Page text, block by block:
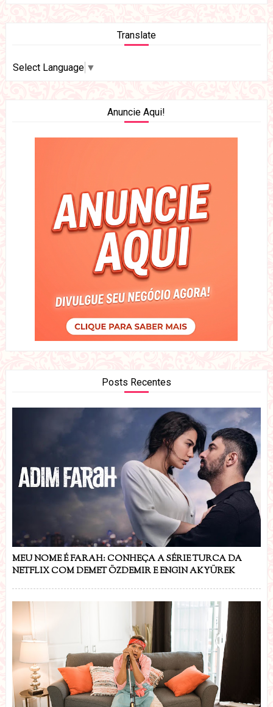
Translate
Select Language ▼
Anuncie Aqui!
Posts Recentes
MEU NOME É FARAH: CONHEÇA A SÉRIE TURCA DA
NETFLIX COM DEMET ÖZDEMIR E ENGIN AKYÜREK